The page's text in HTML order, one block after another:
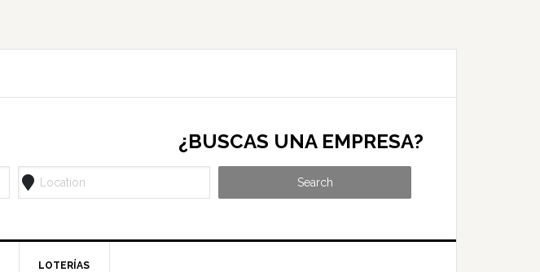
¿BUSCAS UNA EMPRESA?
Search
LOTERÍAS